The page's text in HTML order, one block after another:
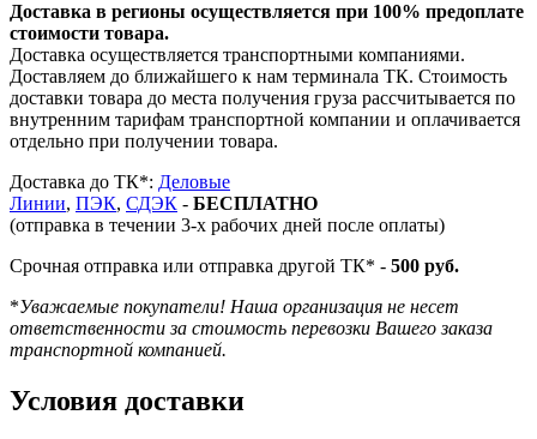
Доставка в регионы осуществляется при 100% предоплате
стоимости товара.
Доставка осуществляется транспортными компаниями.
Доставляем до ближайшего к нам терминала ТК. Стоимость
доставки товара до места получения груза рассчитывается по
внутренним тарифам транспортной компании и оплачивается
отдельно при получении товара.
Доставка до ТК*: Деловые
Линии, ПЭК, СДЭК - БЕСПЛАТНО
(отправка в течении 3-х рабочих дней после оплаты)
Срочная отправка или отправка другой ТК* - 500 руб.
*Уважаемые покупатели! Наша организация не несет
ответственности за стоимость перевозки Вашего заказа
транспортной компанией.
Условия доставки